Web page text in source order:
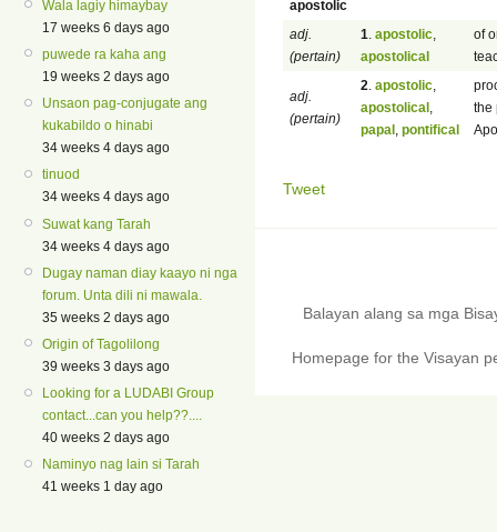
Wala lagiy himaybay
17 weeks 6 days ago
puwede ra kaha ang
19 weeks 2 days ago
Unsaon pag-conjugate ang
kukabildo o hinabi
34 weeks 4 days ago
tinuod
34 weeks 4 days ago
Suwat kang Tarah
34 weeks 4 days ago
Dugay naman diay kaayo ni nga
forum. Unta dili ni mawala.
35 weeks 2 days ago
Origin of Tagolilong
39 weeks 3 days ago
Looking for a LUDABI Group
contact...can you help??....
40 weeks 2 days ago
Naminyo nag lain si Tarah
41 weeks 1 day ago
apostolic
adj.
(pertain)
1 apostolic
apostolical
of
adj.
(pertain)
2 apostolic
apostolical
papal pontifical
the
Tweet
Balayan alang sa mga
Homepage for the Visayan